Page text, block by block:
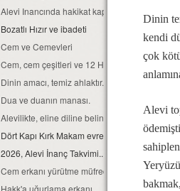
Alevi Inancında hakikat kapısı
Bozatlı Hızır ve ibadeti
Cem ve Cemevleri
Cem, cem çeşitleri ve 12 Hizmet erkanı
Dinin amacı, temiz ahlaktır...
Dua ve duanın manası.
Alevilikte, eline diline beline sahip ol ilkeleri.
Dört Kapı Kırk Makam evreleri...
2026, Alevi İnanç Takvimi...
Cem erkanı yürütme müfredatı...
Hakk'a uğurlama erkanı...
Dinin
kendi
çok
Alevi